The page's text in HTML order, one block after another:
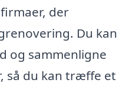
der
Du kan
og sammenligne
så du kan træffe et